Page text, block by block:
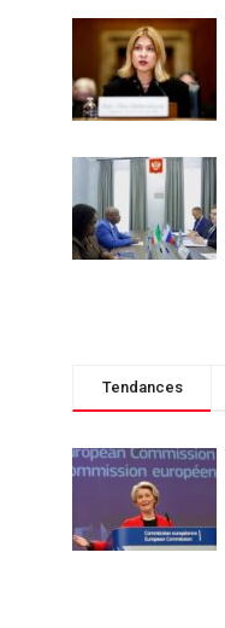
Tendances